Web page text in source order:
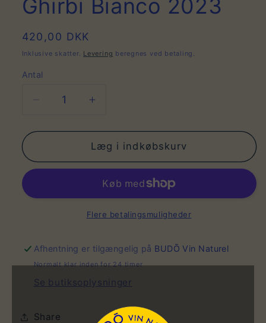
Ghirbi Bianco 2023
Normalpris
420,00 DKK
Inklusive skatter. Levering beregnes ved betaling.
Antal
Antal
Reducer
for
Bianco
Øg
for
Ghirbi
Bianco
Læg i indkøbskurv
Flere betalingsmuligheder
Afhentning er tilgængelig på BUDŌ Vin Naturel
Normalt klar inden for 24 timer
Se butiksoplysninger
Share